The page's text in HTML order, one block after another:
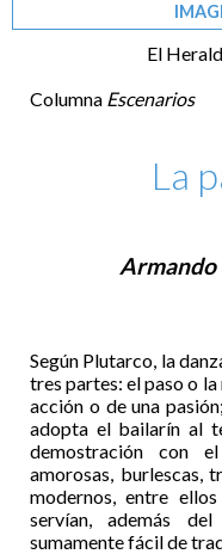
El
Columna Escenarios
La
Armando
Según Plutarco, la
tres partes: el paso o
acción o de una
adopta el bailarín al
demostración con
amorosas, burlescas,
modernos, entre
servían, además
sumamente fácil de